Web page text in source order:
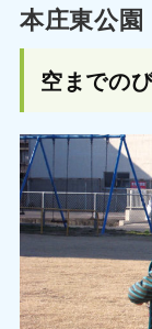
本庄東公園
空までの